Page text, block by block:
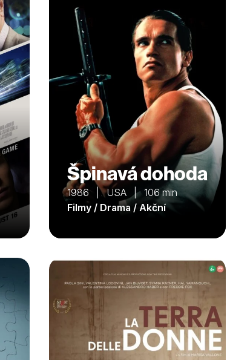
Špinavá dohoda
1986 | USA | 106 min
Filmy / Drama / Akční